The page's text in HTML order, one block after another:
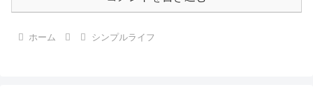
ホーム シンプルライフ